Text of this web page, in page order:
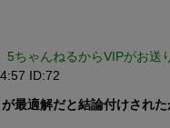
5ちゃんねるからVIPがお送
ID:72
最適解だと結論付けされた